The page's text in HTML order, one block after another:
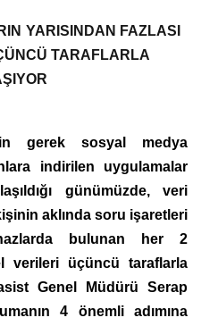
YARISINDAN FAZLASI
TARAFLARLA
gerek sosyal medya
indirilen uygulamalar
günümüzde, veri
aklında soru işaretleri
bulunan her 2
verileri üçüncü taraflarla
Genel Müdürü Serap
4 önemli adımına